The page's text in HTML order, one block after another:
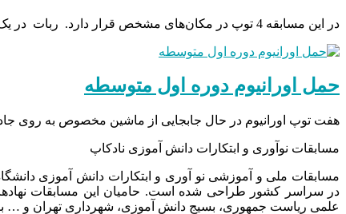
در این مسابقه 4 توپ در مکان‌های مشخص قرار دارد. ربات در یک محل مشخص و ثابت قرار می گیرد…
حمل اورانیوم دوره اول متوسطه
هفت توپ اورانیوم در حال جابجایی از ماشین مخصوص به روی
مسابقات نوآوری و ابتکارات دانش آموزی نادکاپ
مسابقات ملی و آموزشی نو آوری و ابتکارات دانش آموزی
در سراسر کشور طراحی شده است. حامیان این مسابقات
علمی ریاست جمهوری، بسیج دانش آموزی، شهرداری تهران و …